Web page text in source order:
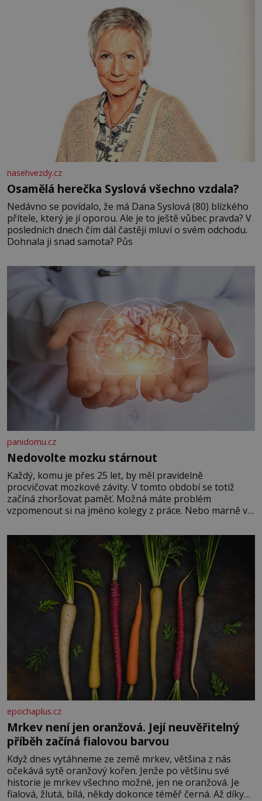
nasehvezdy.cz
Osamělá herečka Syslová všechno vzdala?
Nedávno se povídalo, že má Dana Syslová (80) blízkého
přítele, který je jí oporou. Ale je to ještě vůbec pravda? V
posledních dnech čím dál častěji mluví o svém odchodu.
Dohnala ji snad samota? Půs
panidomu.cz
Nedovolte mozku stárnout
Každý, komu je přes 25 let, by měl pravidelně
procvičovat mozkové závity. V tomto období se totiž
začíná zhoršovat paměť. Možná máte problém
vzpomenout si na jméno kolegy z práce. Nebo marně v
Je to opravdu tak, s věkem jako kdyby se paměť
rozhodla stávkovat. Cvičte
epochaplus.cz
Mrkev není jen oranžová. Její neuvěřitelný
příběh začíná fialovou barvou
Když dnes vytáhneme ze země mrkev, většina z nás
očekává sytě oranžový kořen. Jenže po většinu své
historie je mrkev všechno možné, jen ne oranžová. Je
fialová, žlutá, bílá, někdy dokonce téměř černá. Až díky